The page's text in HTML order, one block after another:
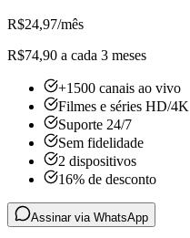
R$24,97/mês
R$74,90 a cada 3 meses
+1500 canais ao vivo
Filmes e séries HD/4K
Suporte 24/7
Sem fidelidade
2 dispositivos
16% de desconto
Assinar via WhatsApp